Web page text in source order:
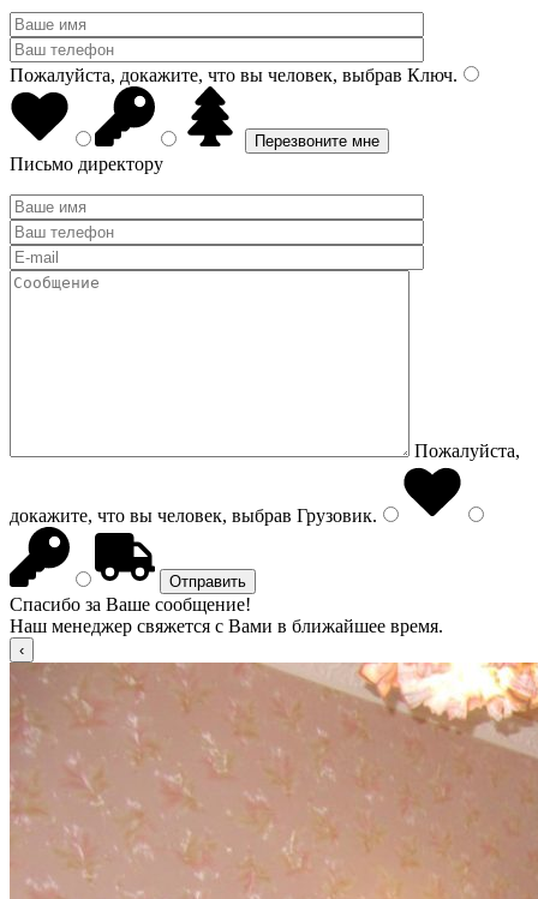
Пожалуйста, докажите, что вы человек, выбрав Ключ.
Письмо директору
Пожалуйста,
докажите, что вы человек, выбрав Грузовик.
Спасибо за Ваше сообщение!
Наш менеджер свяжется с Вами в ближайшее время.